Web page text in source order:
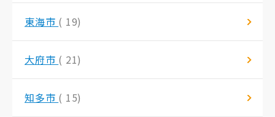
東海市 ( 19)
大府市 ( 21)
知多市 ( 15)